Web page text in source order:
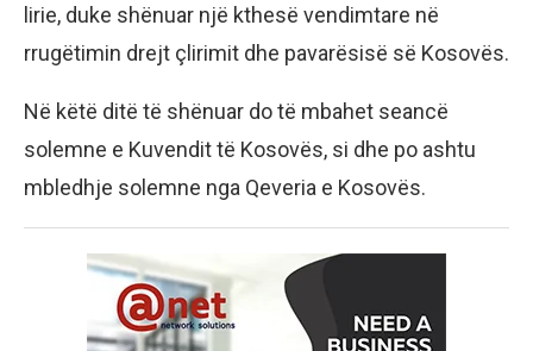
lirie, duke shënuar një kthesë vendimtare në
rrugëtimin drejt çlirimit dhe pavarësisë së Kosovës.
Në këtë ditë të shënuar do të mbahet seancë
solemne e Kuvendit të Kosovës, si dhe po ashtu
mbledhje solemne nga Qeveria e Kosovës.